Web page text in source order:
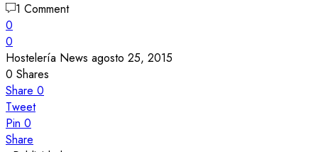
1 Comment
0
0
Hostelería News agosto 25, 2015
0 Shares
Share 0
Tweet
Pin 0
Share